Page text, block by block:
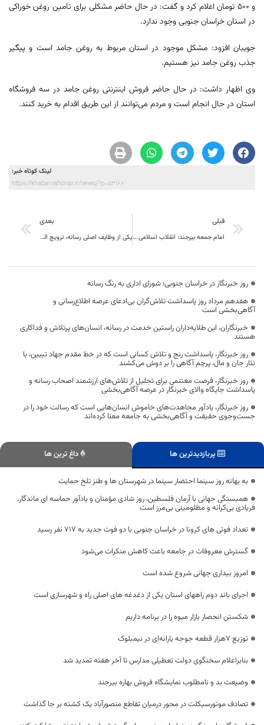
و ۵۰۰ تومان اعلام کرد و گفت: در حال حاضر مشکلی برای تامین روغن خوراکی
در استان خراسان جنوبی وجود ندارد.
جویبان افزود: مشکل موجود در استان مربوط به روغن جامد است و پیگیر
جذب روغن جامد نیز هستیم.
وی اظهار داشت: در حال حاضر فروش اینترنتی روغن جامد در سه فروشگاه
استان در حال انجام است و مردم می‌توانند از این طریق اقدام به خرید کنند.
لینک کوتاه خبر:
https://khabarvahonar.ir/news/?p=53166
قبلی
امام جمعه بیرجند: انقلاب اسلامی ریشه در فطرت، عقل، علم و وحی دارد
بعدی
یکی از وظایف اصلی رسانه‌، ترویج الگوهای فعال در حوزه اقتصاد مقاومتی است
روز خبرنگار در خراسان جنوبی؛ شورای اداری به رنگ رسانه
هفدهم مرداد روز پاسداشت تلاش‌گران بی‌ادعای عرصه اطلاع‌رسانی و
آگاهی‌بخشی است
خبرنگاران، این طلایه‌داران راستین خدمت در رسانه، انسان‌های پرتلاش و فداکاری
هستند
روز خبرنگار، پاسداشت رنج و تلاش کسانی است که در خط مقدم جهاد تبیین، با
نثار جان و مال، پرچم آگاهی را بر دوش می‌کشند
روز خبرنگار، فرصت مغتنمی برای تجلیل از تلاش‌های ارزشمند اصحاب رسانه و
پاسداشت جایگاه والای خبرنگار در عرصه آگاهی‌بخشی
روز خبرنگار، یادآور مجاهدت‌های خاموش انسان‌هایی است که رسالت خود را در
جست‌وجوی حقیقت و آگاهی‌بخشی به جامعه معنا کرده‌اند
پربازدیدترین ها داغ ترین ها
به بهانه روز سینما احتضار سینما در شهرستان ها و طنز تلخ حمایت
همبستگی جهانی با آرمان فلسطین، روز شادی مؤمنان و یادآور حماسه ‌ای ماندگار،
فریادی بی‌کرانه و مظلومیتی بی‌مرز است
تعداد فوتی های کرونا در خراسان جنوبی با دو فوت جدید به 717 نفر رسید
گسترش معروفات در جامعه باعث کاهش منکرات می‌شود
امروز بیداری جهانی شروع شده است
اجرای باند دوم راههای استان یکی از دغدغه های اصلی راه و شهرسازی است
شکستن انحصار بازار میوه را در برنامه داریم
توزیع ۷هزار قطعه جوجه یارانه‌ای در نیمبلوک
بنابراعلام سخنگوی دولت تعطیلی مدارس تا آخر هفته تمدید شد
وضیعت بد و نامطلوب نمایشگاه فروش بهاره بیرجند
تصادف موتورسیکلت در محور درمیان تقاطع منصورآباد یک کشته بر جا گذاشت